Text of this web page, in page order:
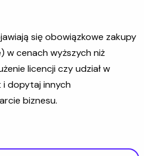
się obowiązkowe zakupy
w cenach wyższych niż
licencji czy udział w
i dopytaj innych
biznesu.